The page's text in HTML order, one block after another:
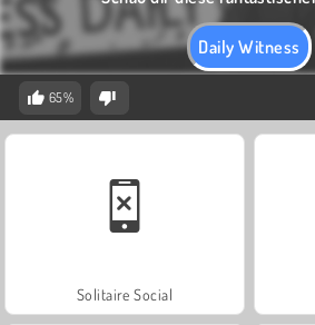
Daily Witness
65%
Solitaire Social